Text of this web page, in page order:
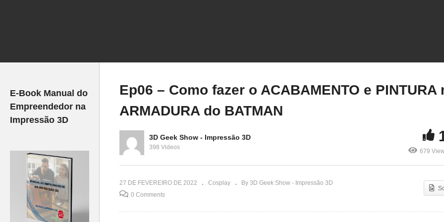
PERDIDA?
FILAMENTO FLEXÍVEL, é
QUALQUER IMPRESSORA
na ARMADURA do
E-Book Manual do
Empreendedor na
Impressão 3D
Ep06 – Como fazer o ACABAMENTO e PINTURA
ARMADURA do BATMAN
3D Geek Show - Impressão 3D
398 Videos
679
27 DE FEVEREIRO DE 2022 Cosplay
By 3D Geek Show - Impressão 3D
0 Comments